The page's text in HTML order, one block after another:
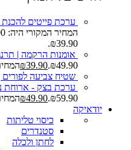
ערכת פייטים
המחיר המקורי היה: ₪49.90.
₪39.90.
אומנות הרקמה |
₪49.90.
₪39.90
המחיר
שטיח צביעה
ערכת בצק - ארוחת
₪59.90.
₪49.90
המחיר
יודאיקה
כיסוי טליתות
סטנדרים
לחתן ולכלה